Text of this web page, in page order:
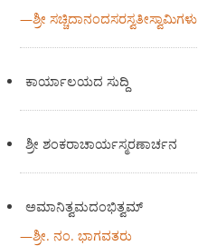
—ಶ್ರೀ ಸಚ್ಚಿದಾನಂದಸರಸ್ವತೀಸ್ವಾಮಿಗಳು
ಕಾರ್ಯಾಲಯದ ಸುದ್ದಿ
ಶ್ರೀ ಶಂಕರಾಚಾರ್ಯಸ್ಮರಣಾರ್ಚನ
ಅಮಾನಿತ್ವಮದಂಭಿತ್ವಮ್
—ಶ್ರೀ. ನಂ. ಭಾಗವತರು